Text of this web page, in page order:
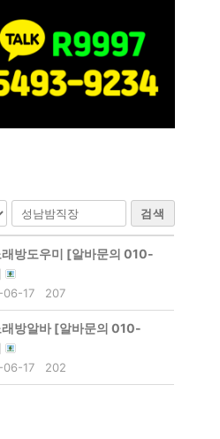
검색
방도우미 [알바문의 010-
17 207
방알바 [알바문의 010-
17 202